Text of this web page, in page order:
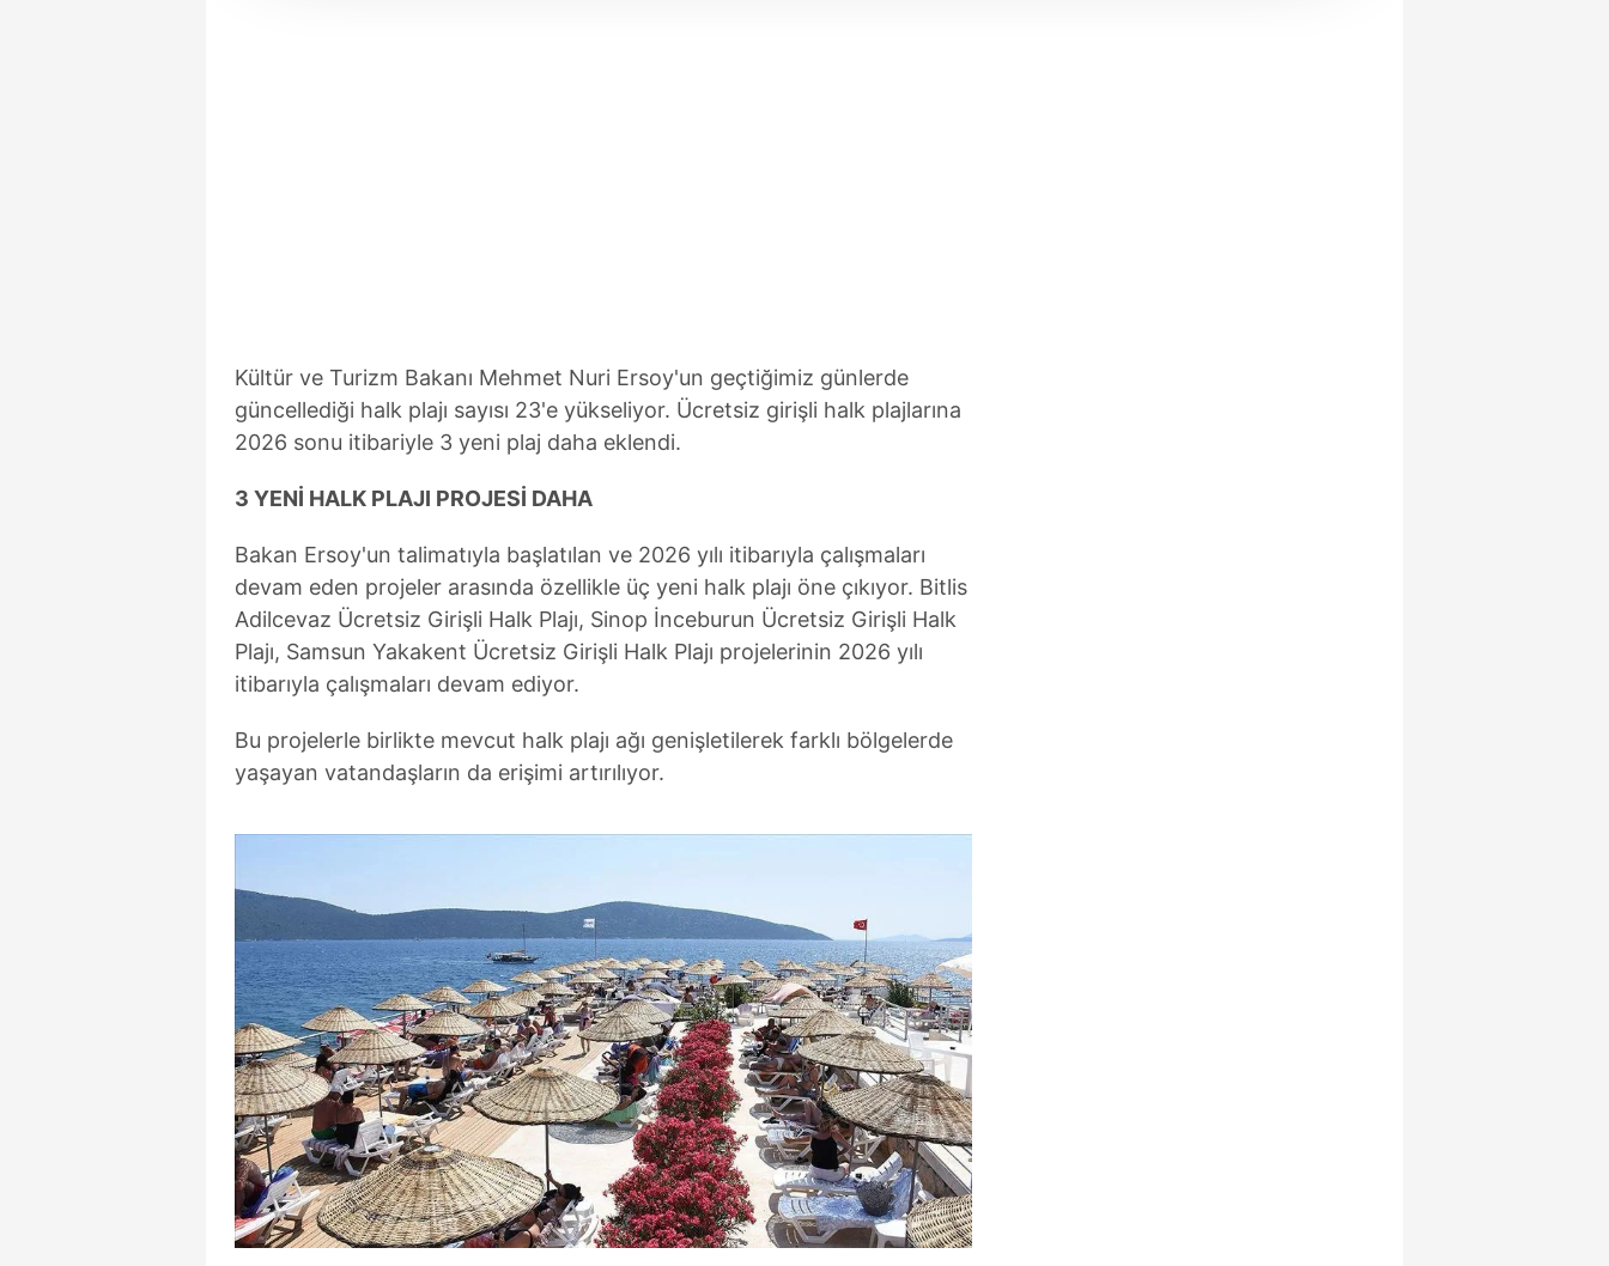
Kültür ve Turizm Bakanı Mehmet Nuri Ersoy'un geçtiğimiz günlerde
güncellediği halk plajı sayısı 23'e yükseliyor. Ücretsiz girişli halk plajlarına
2026 sonu itibariyle 3 yeni plaj daha eklendi.
3 YENİ HALK PLAJI PROJESİ DAHA
Bakan Ersoy'un talimatıyla başlatılan ve 2026 yılı itibarıyla çalışmaları
devam eden projeler arasında özellikle üç yeni halk plajı öne çıkıyor. Bitlis
Adilcevaz Ücretsiz Girişli Halk Plajı, Sinop İnceburun Ücretsiz Girişli Halk
Plajı, Samsun Yakakent Ücretsiz Girişli Halk Plajı projelerinin 2026 yılı
itibarıyla çalışmaları devam ediyor.
Bu projelerle birlikte mevcut halk plajı ağı genişletilerek farklı bölgelerde
yaşayan vatandaşların da erişimi artırılıyor.